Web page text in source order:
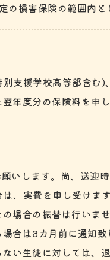
の損害保険の範囲内
支援学校高等部含
年度分の保険料を申し
します。尚、送迎
、実費を申し受けます
場合の振替は行いま
合は3カ月前に通知致
い生徒に対しては、